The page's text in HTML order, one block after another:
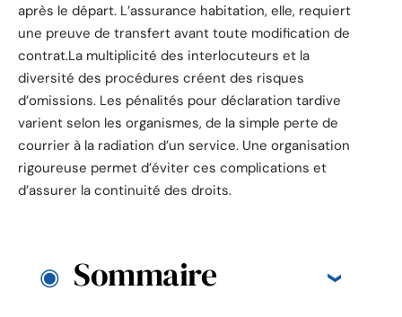
après le départ. L’assurance habitation, elle, requiert
une preuve de transfert avant toute modification de
contrat.La multiplicité des interlocuteurs et la
diversité des procédures créent des risques
d’omissions. Les pénalités pour déclaration tardive
varient selon les organismes, de la simple perte de
courrier à la radiation d’un service. Une organisation
rigoureuse permet d’éviter ces complications et
d’assurer la continuité des droits.
Sommaire